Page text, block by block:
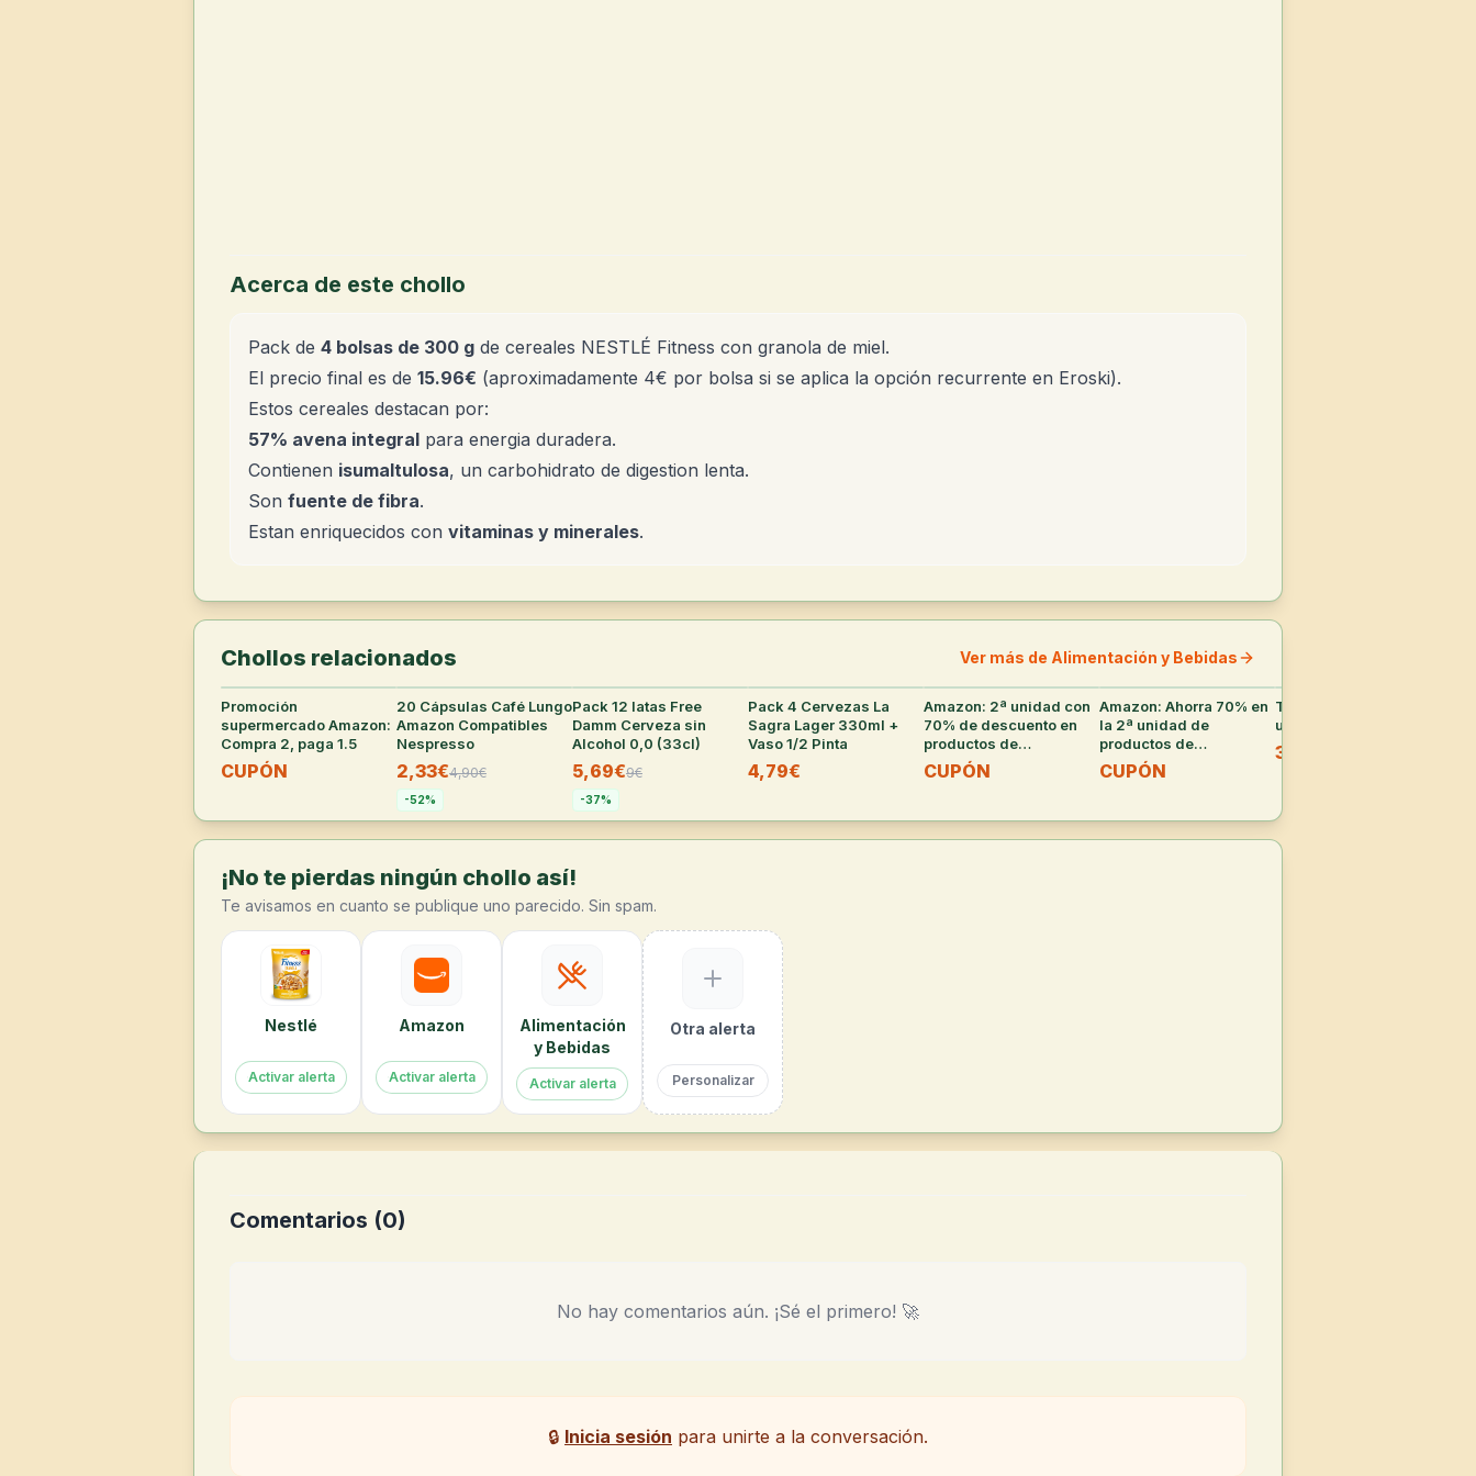
Acerca de este chollo
Pack de 4 bolsas de 300 g de cereales NESTLÉ Fitness con granola de miel.
El precio final es de 15.96€ (aproximadamente 4€ por bolsa si se aplica la opción recurrente en Eroski).
Estos cereales destacan por:
57% avena integral para energia duradera.
Contienen isumaltulosa, un carbohidrato de digestion lenta.
Son fuente de fibra.
Estan enriquecidos con vitaminas y minerales.
Chollos relacionados Ver más de Alimentación y Bebidas
Promoción
supermercado Amazon:
Compra 2, paga 1.5
CUPÓN
25°
20 Cápsulas Café Lungo
Amazon Compatibles
Nespresso
2,33€4,90€
-52%
Pack 12 latas Free
Damm Cerveza sin
Alcohol 0,0 (33cl)
5,69€9€
-37%
Pack 4 Cervezas La
Sagra Lager 330ml +
Vaso 1/2 Pinta
4,79€
37°
Amazon: 2ª unidad con
70% de descuento en
productos de
supermercado
seleccionados
CUPÓN
35°
Amazon: Ahorra 70% en
la 2ª unidad de
productos de
supermercado
seleccionados
CUPÓN
Twix Minis Pack 10
unidades (227g)
3,99€
¡No te pierdas ningún chollo así!
Te avisamos en cuanto se publique uno parecido. Sin spam.
Nestlé
Activar alerta
Amazon
Activar alerta
Alimentación
y Bebidas
Activar alerta
Otra alerta
Personalizar
Comentarios (0)
No hay comentarios aún. ¡Sé el primero! 🚀
🔒 Inicia sesión para unirte a la conversación.